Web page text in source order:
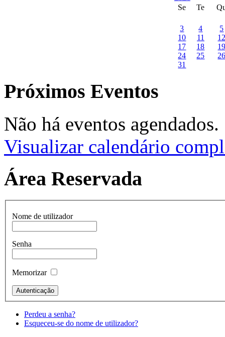
Se Te
3 4
5
10
11
17
18
24
25
31
Próximos Eventos
Não há eventos agendados.
Visualizar calendário
Área Reservada
Nome de utilizador
Senha
Memorizar
Perdeu a senha?
Esqueceu-se do nome de utilizador?